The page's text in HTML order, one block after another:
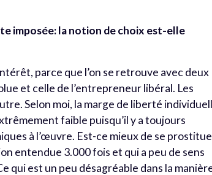
imposée: la notion de choix est-elle
parce que l’on se retrouve avec deux
et celle de l’entrepreneur libéral. Les
Selon moi, la marge de liberté
faible puisqu’il y a toujours
à l’œuvre. Est-ce mieux de se
entendue 3.000 fois et qui a peu de sens
qui est un peu désagréable dans la